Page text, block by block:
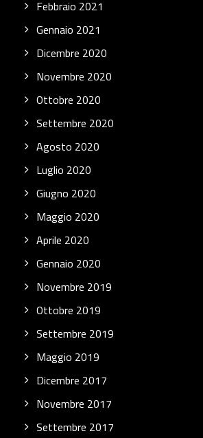
Febbraio 2021
Gennaio 2021
Dicembre 2020
Novembre 2020
Ottobre 2020
Settembre 2020
Agosto 2020
Luglio 2020
Giugno 2020
Maggio 2020
Aprile 2020
Gennaio 2020
Novembre 2019
Ottobre 2019
Settembre 2019
Maggio 2019
Dicembre 2017
Novembre 2017
Settembre 2017